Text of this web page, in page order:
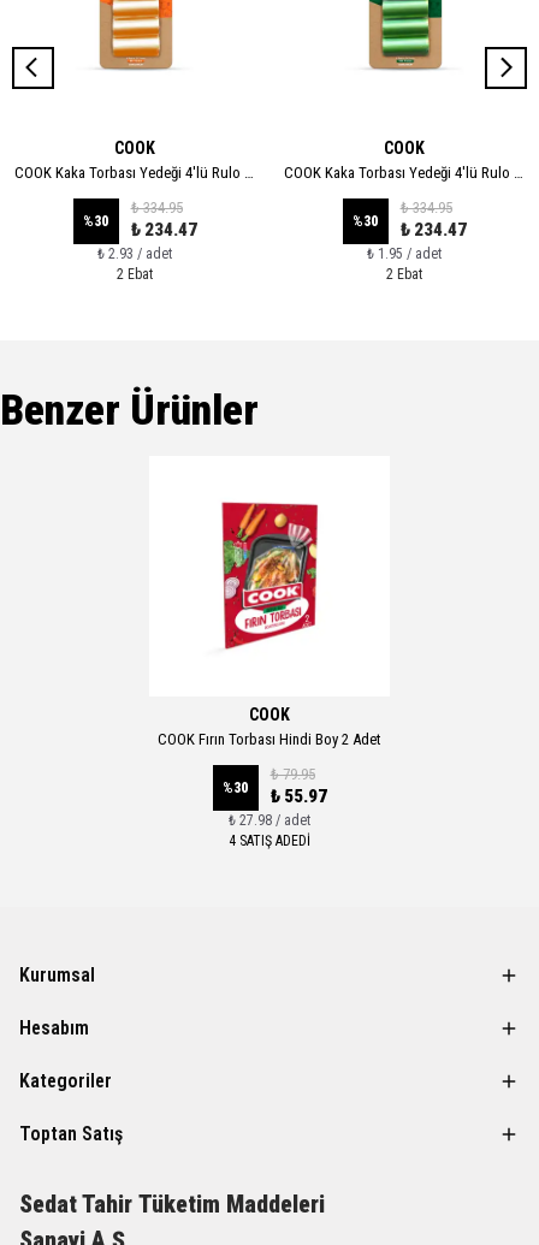
COOK
COOK Kaka Torbası Yedeği 4'lü Rulo - XL
%30
₺ 334.95
₺ 234.47
₺ 2.93 / adet
2 Ebat
COOK
COOK Kaka Torbası Yedeği 4'lü Rulo - STANDART
%30
₺ 334.95
₺ 234.47
₺ 1.95 / adet
2 Ebat
Benzer Ürünler
COOK
COOK Fırın Torbası Hindi Boy 2 Adet
%30
₺ 79.95
₺ 55.97
₺ 27.98 / adet
4 SATIŞ ADEDİ
Kurumsal
Hesabım
Kategoriler
Toptan Satış
Sedat Tahir Tüketim Maddeleri